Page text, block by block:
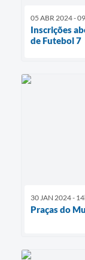
05 ABR 2024 -
Inscrições
de Futebol 7
30 JAN 2024 -
Praças do